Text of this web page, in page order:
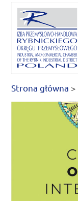
Strona główna >